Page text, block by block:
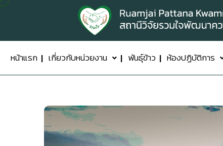
หน้าแรก เกี่ยวกับหน่วยงาน พันธุ์ข้าว ห้องปฏิบัติการ